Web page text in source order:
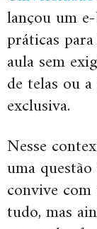
lançou um
práticas
aula sem
de telas ou
exclusiva.
Nesse
uma
convive
tudo, mas